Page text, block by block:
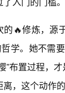
的🔥修炼，源
哲学。她不
”布置过程，
，这个动作